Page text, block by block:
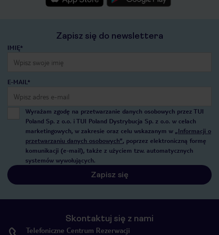
Zapisz się do newslettera
IMIĘ*
E-MAIL*
Wyrażam zgodę na przetwarzanie danych osobowych przez TUI
Poland Sp. z o.o. i TUI Poland Dystrybucja Sp. z o.o. w celach
marketingowych, w zakresie oraz celu wskazanym w „Informacji o
przetwarzaniu danych osobowych”, poprzez elektroniczną formę
komunikacji (e-mail), także z użyciem tzw. automatycznych
systemów wywołujących.
Zapisz się
Skontaktuj się z nami
Telefoniczne Centrum Rezerwacji